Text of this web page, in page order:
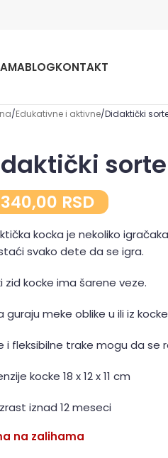
BLOGKONTAKT
Edukativne i aktivne Didaktički
RSD
kocka je nekoliko
svako dete da se igra.
zid kocke ima šarene veze.
guraju meke oblike u ili iz
i fleksibilne trake mogu da se
kocke 18 x 12 x 11 cm
iznad 12 meseci
na zalihama